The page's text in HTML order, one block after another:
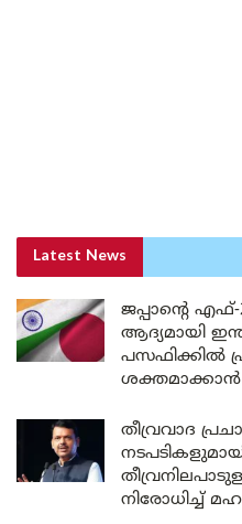
Latest News
ജപ്പാന്റെ
ആദ്യമായി
പസഫിക്കിൽ
ശക്തമാക്കാൻ
തീവ്രവാദ
നിരോധിച്ച്